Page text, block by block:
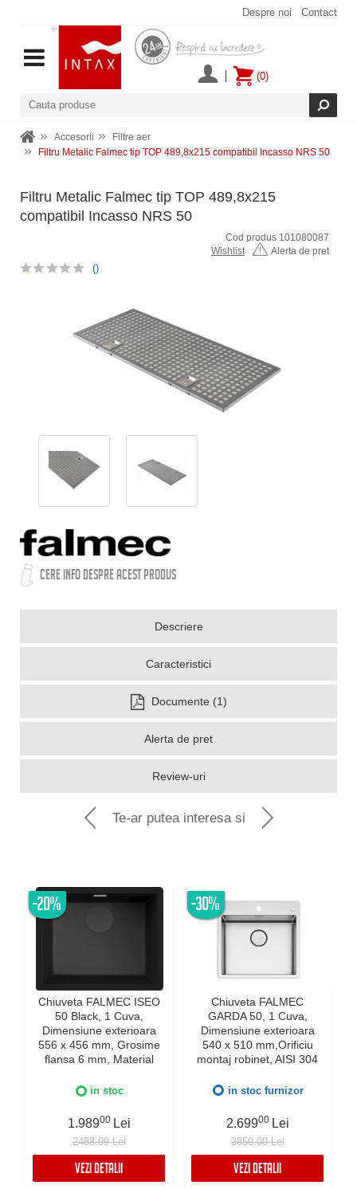
Despre noi Contact
(0)
Accesorii
Filtre aer
Filtru Metalic Falmec tip TOP 489,8x215 compatibil Incasso NRS 50
Filtru Metalic Falmec tip TOP 489,8x215
compatibil Incasso NRS 50
Cod produs 101080087
Wishlist
Alerta de pret
()
CERE INFO DESPRE ACEST PRODUS
Descriere
Caracteristici
Documente (1)
Alerta de pret
Review-uri
Te-ar putea interesa si
-20%
Chiuveta FALMEC ISEO
50 Black, 1 Cuva,
Dimensiune exterioara
556 x 456 mm, Grosime
flansa 6 mm, Material
Preaplin Perimetral,
blat
in stoc
1.98900 Lei
2488.99 Lei
VEZI DETALII
-30%
Chiuveta FALMEC
GARDA 50, 1 Cuva,
Dimensiune exterioara
540 x 510 mm,Orificiu
montaj robinet, AISI 304
12mm, Supapa de golire
zgomot, Sistem drenaj
FALMEC, Instalare flush
sau pe blat
in stoc furnizor
2.69900 Lei
3859.00 Lei
VEZI DETALII